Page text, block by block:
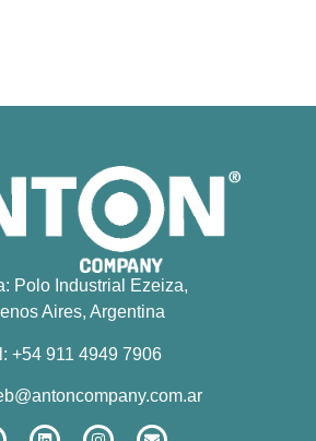
Polo Industrial Ezeiza,
Aires, Argentina
+54 911 4949 7906